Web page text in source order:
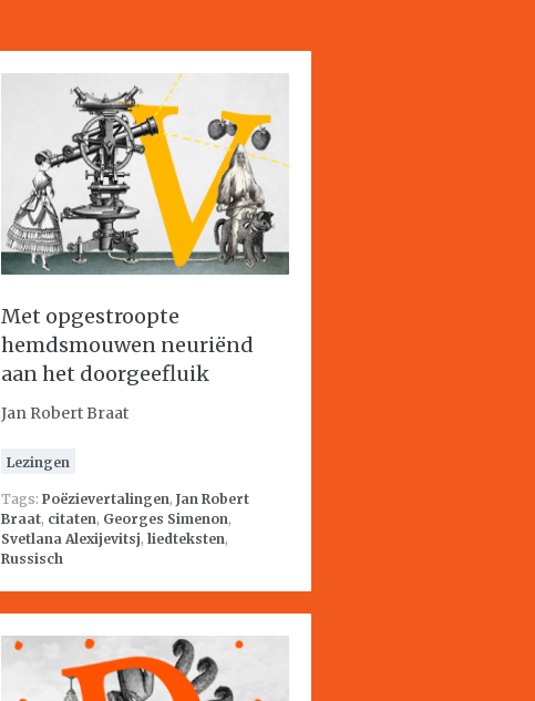
Met opgestroopte
hemdsmouwen neuriënd
aan het doorgeefluik
Jan Robert Braat
Lezingen
Tags: Poëzievertalingen, Jan Robert
Braat, citaten, Georges Simenon,
Svetlana Alexijevitsj, liedteksten,
Russisch